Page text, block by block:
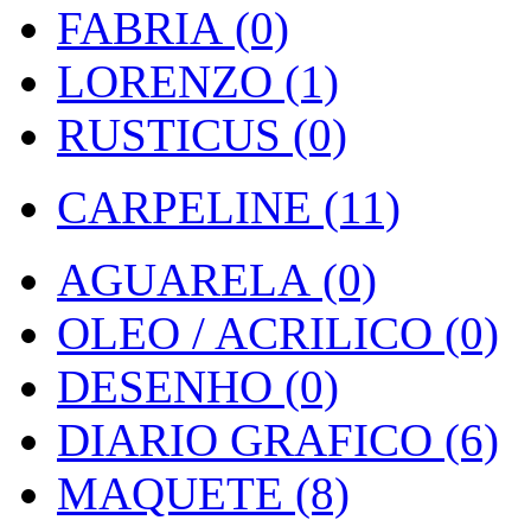
FABRIA (0)
LORENZO (1)
RUSTICUS (0)
CARPELINE (11)
AGUARELA (0)
OLEO / ACRILICO (0)
DESENHO (0)
DIARIO GRAFICO (6)
MAQUETE (8)